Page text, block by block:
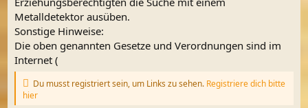
Metalldetektor ausüben.
Sonstige Hinweise:
Die oben genannten Gesetze und Verordnungen sind im
Internet (
Du musst registriert sein, um Links zu sehen. Registriere dich bitte
hier